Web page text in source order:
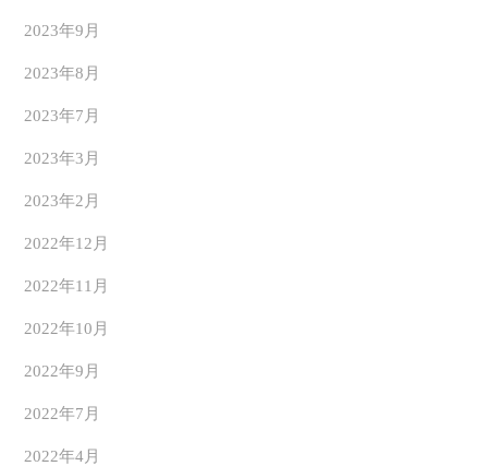
2023年9月
2023年8月
2023年7月
2023年3月
2023年2月
2022年12月
2022年11月
2022年10月
2022年9月
2022年7月
2022年4月